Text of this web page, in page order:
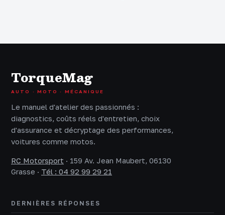
TorqueMag
AUTO · MOTO · MÉCANIQUE
Le manuel d'atelier des passionnés :
diagnostics, coûts réels d'entretien, choix
d'assurance et décryptage des performances,
voitures comme motos.
RC Motorsport · 159 Av. Jean Maubert, 06130
Grasse · Tél : 04 92 99 29 21
DERNIÈRES RÉPONSES